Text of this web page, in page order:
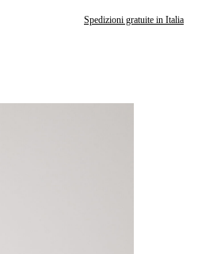
Spedizioni gratuite in Italia
Gli ordini effettuati dopo il 7 agosto saranno spediti a